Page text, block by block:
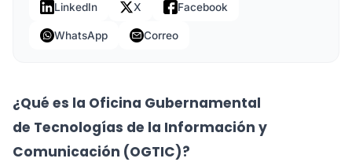
¿Qué es la Oficina Gubernamental
de Tecnologías de la Información y
Comunicación (OGTIC)?
LinkedIn
X Facebook
WhatsApp Correo